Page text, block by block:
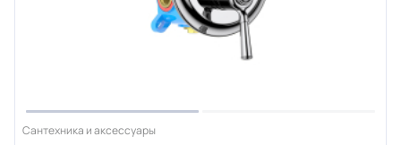
Сантехника и аксессуары